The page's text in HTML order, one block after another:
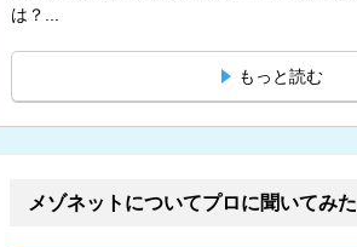
は？...
もっと読む
メゾネットについてプロに聞いてみた